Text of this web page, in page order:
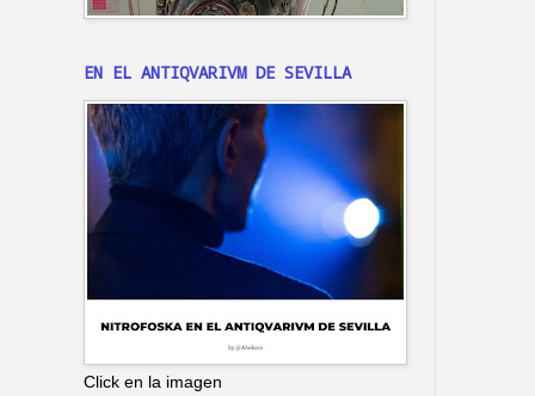
EN EL ANTIQVARIVM DE SEVILLA
Click en la imagen